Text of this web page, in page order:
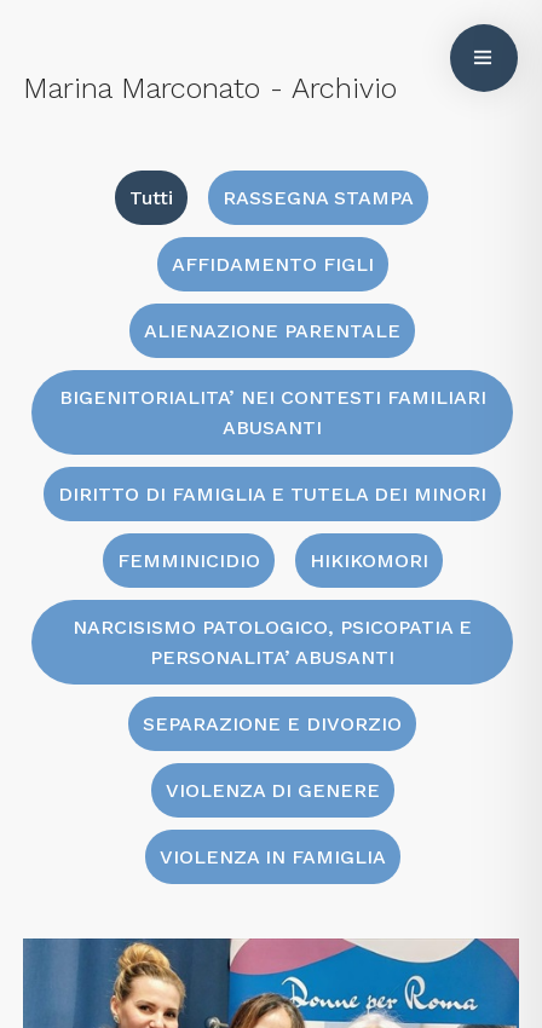
Marina Marconato - Archivio
Tutti RASSEGNA STAMPA
AFFIDAMENTO FIGLI
ALIENAZIONE PARENTALE
BIGENITORIALITA’ NEI CONTESTI FAMILIARI
ABUSANTI
DIRITTO DI FAMIGLIA E TUTELA DEI MINORI
FEMMINICIDIO HIKIKOMORI
NARCISISMO PATOLOGICO, PSICOPATIA E
PERSONALITA’ ABUSANTI
SEPARAZIONE E DIVORZIO
VIOLENZA DI GENERE
VIOLENZA IN FAMIGLIA